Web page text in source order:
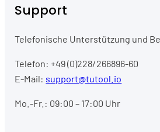
Support
Telefonische Unterstützung und
Telefon: +49 (0)228/266896-60
E-Mail: support@tutool.io
Mo.-Fr.: 09:00 – 17:00 Uhr